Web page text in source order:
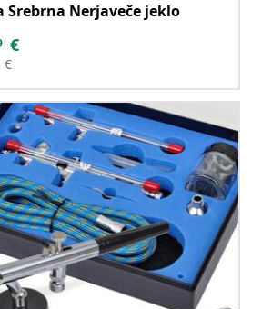
Srebrna Nerjaveče jeklo
€
€